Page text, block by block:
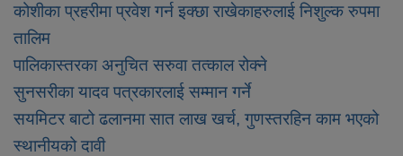
कोशीका प्रहरीमा प्रवेश गर्न इक्छा राखेकाहरुलाई निशुल्क रुपमा
तालिम
पालिकास्तरका अनुचित सरुवा तत्काल रोक्ने
सुनसरीका यादव पत्रकारलाई सम्मान गर्ने
सयमिटर बाटो ढलानमा सात लाख खर्च, गुणस्तरहिन काम भएको
स्थानीयको दावी